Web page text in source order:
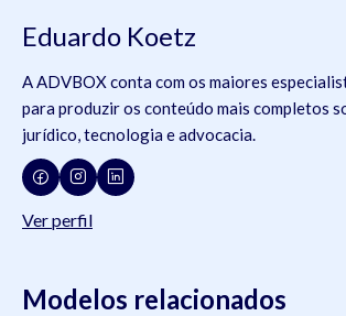
Eduardo Koetz
A ADVBOX conta com os maiores
para produzir os conteúdo mais completos
jurídico, tecnologia e advocacia.
Ver perfil
Modelos relacionados